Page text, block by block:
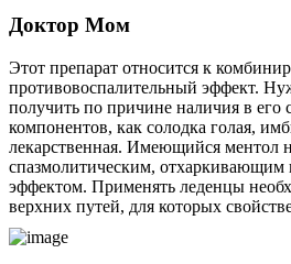
Доктор Мом
Этот препарат относится к
противовоспалительный эффект.
получить по причине наличия в его
компонентов, как солодка голая,
лекарственная. Имеющийся ментол
спазмолитическим, отхаркивающим
эффектом. Применять леденцы
верхних путей, для которых